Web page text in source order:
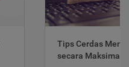
Tips Cerdas
secara Maksimal